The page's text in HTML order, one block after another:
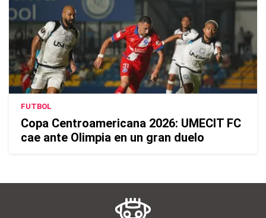
FUTBOL
Copa Centroamericana 2026: UMECIT FC
cae ante Olimpia en un gran duelo